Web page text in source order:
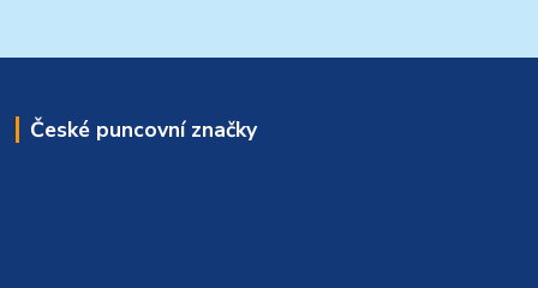
České puncovní značky